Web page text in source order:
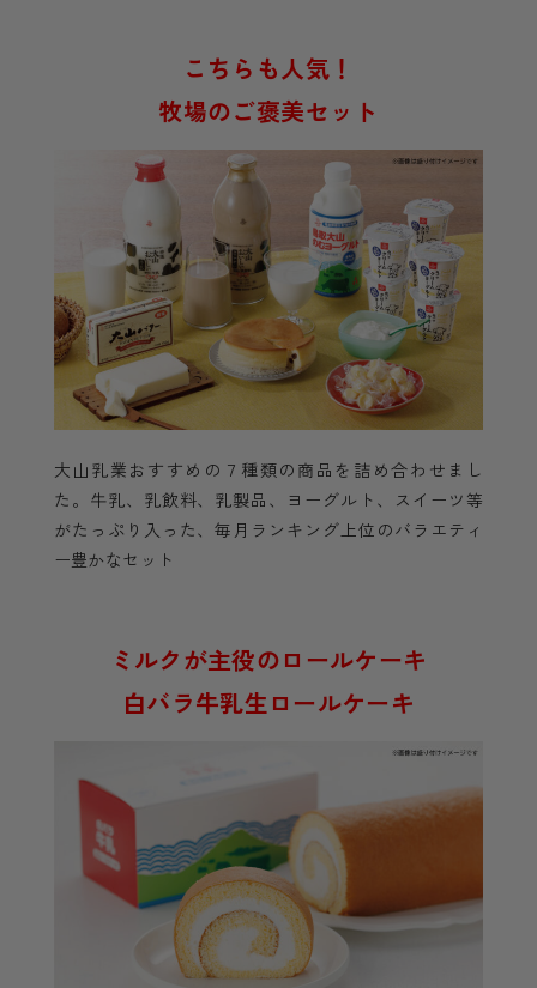
こちらも人気！
牧場のご褒美セット
大山乳業おすすめの７種類の商品を詰め合わせまし
た。牛乳、乳飲料、乳製品、ヨーグルト、スイーツ等
がたっぷり入った、毎月ランキング上位のバラエティ
ー豊かなセット
ミルクが主役のロールケーキ
白バラ牛乳生ロールケーキ